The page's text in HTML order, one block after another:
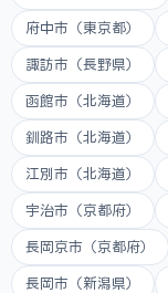
府中市（東京都）
諏訪市（長野県）
函館市（北海道）
釧路市（北海道）
江別市（北海道）
宇治市（京都府）
長岡京市（京都府）
長岡市（新潟県）